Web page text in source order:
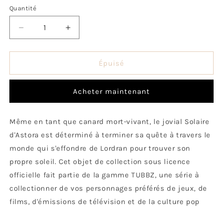
Quantité
Quantité
Réduire
la
quantité
Canard
d&#39;Astora
(Boxed
Augmenter
la
quantité
Canard
d&#39;Astora
(Boxed
Épuisé
Acheter maintenant
Même en tant que canard mort-vivant, le jovial Solaire
d'Astora est déterminé à terminer sa quête à travers le
monde qui s'effondre de Lordran pour trouver son
propre soleil. Cet objet de collection sous licence
officielle fait partie de la gamme TUBBZ, une série à
collectionner de vos personnages préférés de jeux, de
films, d'émissions de télévision et de la culture pop